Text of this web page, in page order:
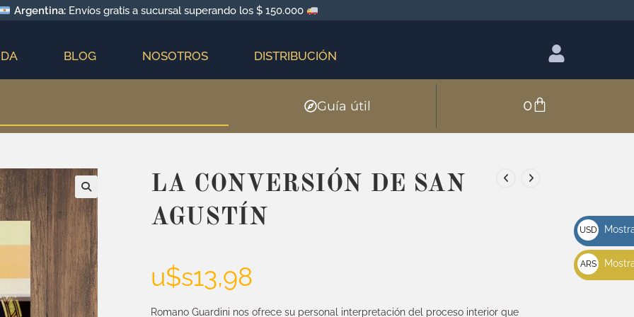
Argentina:Envíos gratis a sucursal superando los $ 150.000
BLOG NOSOTROS DISTRIBUCIÓN
Guía útil 0
LA CONVERSIÓN DE SAN
AGUSTÍN
u$s13,98
Romano Guardini nos ofrece su personal interpretación del proceso interior que
USD
u$s
ARS
$